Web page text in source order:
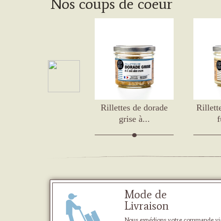
Nos coups de coeur
Rillettes de dorade
grise à...
Mode de
Livraison